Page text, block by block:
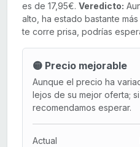
es de 17,95€. Veredicto:
alto, ha estado bastante
te corre prisa, podrías
🟡 Precio mejorable
Aunque el precio ha
lejos de su mejor oferta;
recomendamos esperar.
Actual